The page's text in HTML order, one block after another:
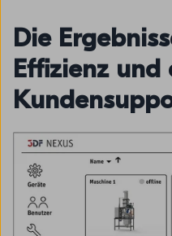
Die
Effizienz